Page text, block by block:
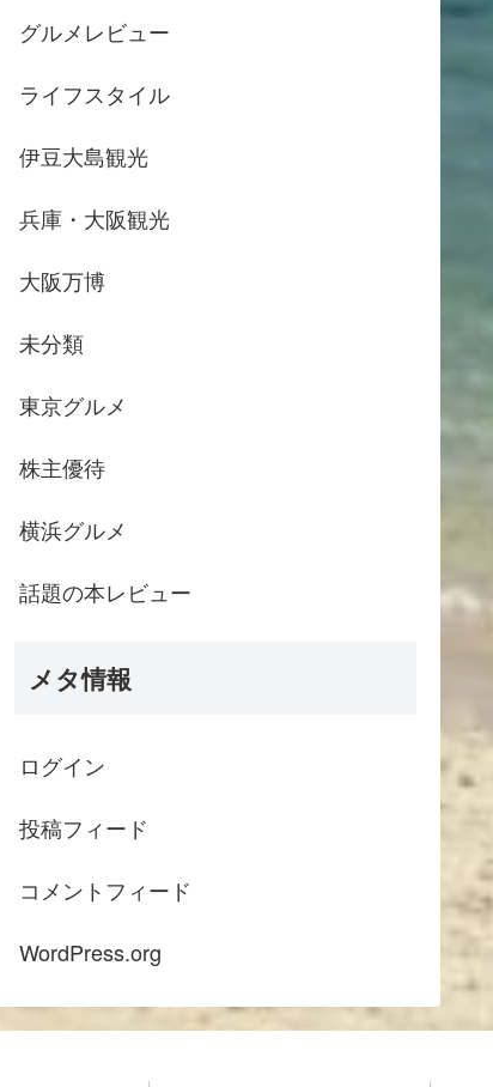
グルメレビュー
ライフスタイル
伊豆大島観光
兵庫・大阪観光
大阪万博
未分類
東京グルメ
株主優待
横浜グルメ
話題の本レビュー
メタ情報
ログイン
投稿フィード
コメントフィード
WordPress.org